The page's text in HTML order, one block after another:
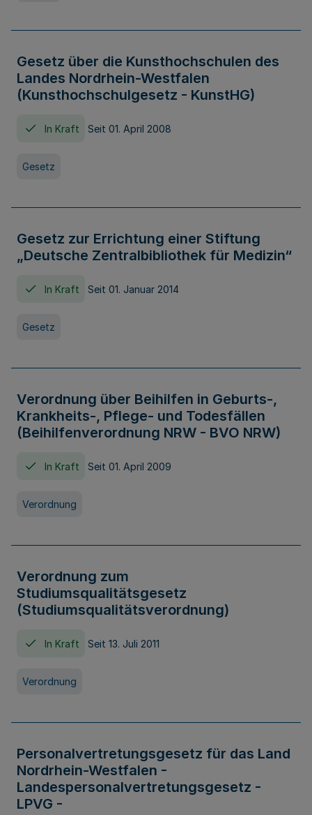
Gesetz über die Kunsthochschulen des
Landes Nordrhein-Westfalen
(Kunsthochschulgesetz - KunstHG)
In Kraft Seit 01. April 2008
Gesetz
Gesetz zur Errichtung einer Stiftung
„Deutsche Zentralbibliothek für Medizin“
In Kraft Seit 01. Januar 2014
Gesetz
Verordnung über Beihilfen in Geburts-,
Krankheits-, Pflege- und Todesfällen
(Beihilfenverordnung NRW - BVO NRW)
In Kraft Seit 01. April 2009
Verordnung
Verordnung zum
Studiumsqualitätsgesetz
(Studiumsqualitätsverordnung)
In Kraft Seit 13. Juli 2011
Verordnung
Personalvertretungsgesetz für das Land
Nordrhein-Westfalen -
Landespersonalvertretungsgesetz -
LPVG -